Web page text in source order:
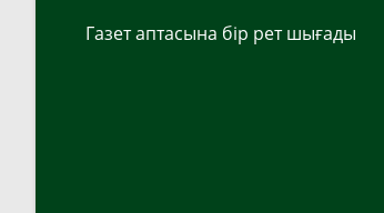
Газет аптасына бір рет шығады